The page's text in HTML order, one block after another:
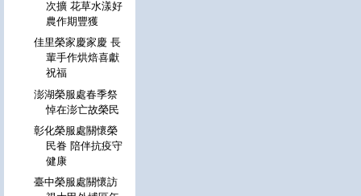
次擴 花草水漾好
農作期豐獲
佳里榮家慶家慶 長
輩手作烘焙喜獻
祝福
澎湖榮服處春季祭
悼在澎亡故榮民
彰化榮服處關懷榮
民眷 陪伴抗疫守
健康
臺中榮服處關懷訪